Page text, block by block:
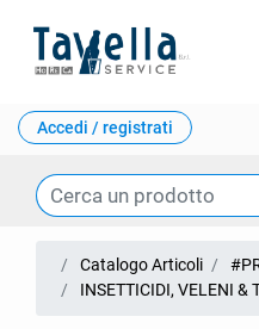
Accedi / registrati
Catalogo Articoli
INSETTICIDI, VELENI &